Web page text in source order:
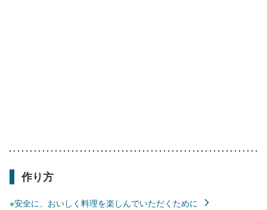
作り方
※安全に、おいしく料理を楽しんでいただくために